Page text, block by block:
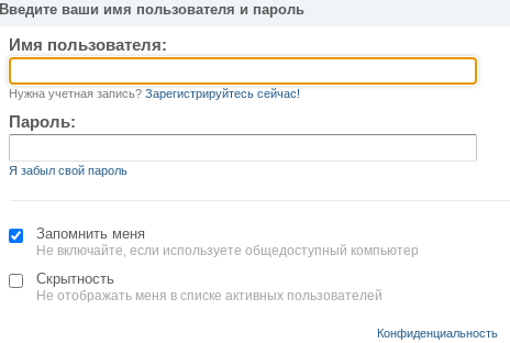
Введите ваши имя пользователя и пароль
Имя пользователя:
Нужна учетная запись? Зарегистрируйтесь сейчас!
Пароль:
Я забыл свой пароль
Запомнить меня
Не включайте, если используете общедоступный компьютер
Скрытность
Не отображать меня в списке активных пользователей
Конфиденциальность